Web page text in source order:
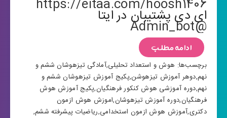
https://eitaa.com/hoosh1406
ای دی پشتیبان در ایتا
@Admin_bot
ادامه مطلب
برچسب‌ها: هوش و استعداد تحلیلی,آمادگی تیزهوشان ششم و
نهم,دوهر آموزش تیزهوشن,پکیج آموزش تیزهوشان ششم و
نهم,دوره آموزشی هوش کنکور فرهنگیان,پکیج آموزش هوش
فرهنگیان,دوره آموزش تیزهوشان,اموزش هوش ازمون
دکتری,آموزش هوش ازمون استخدامی,ریاضیات پیشرفته ششم,